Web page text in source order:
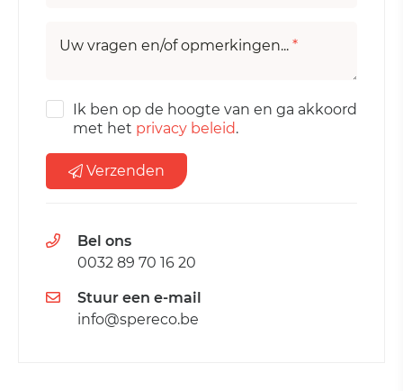
Uw vragen en/of opmerkingen... *
Ik ben op de hoogte van en ga akkoord
met het privacy beleid.
Verzenden
Bel ons
0032 89 70 16 20
Stuur een e-mail
info@spereco.be